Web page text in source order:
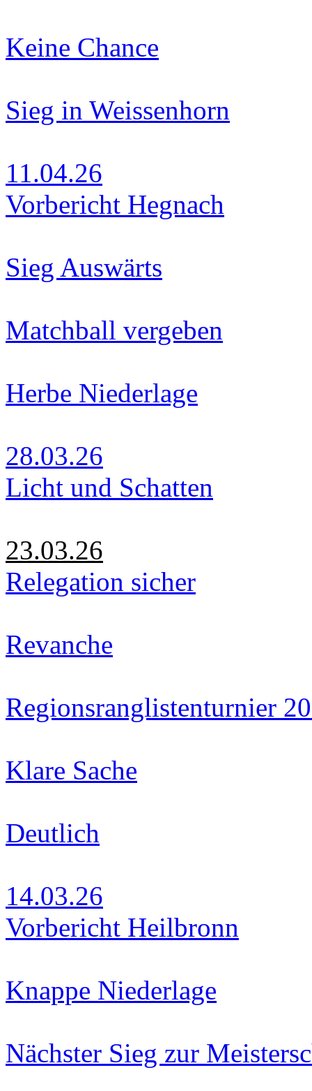
Keine Chance
Sieg in Weissenhorn
11.04.26
Vorbericht Hegnach
Sieg Auswärts
Matchball vergeben
Herbe Niederlage
28.03.26
Licht und Schatten
23.03.26
Relegation sicher
Revanche
Regionsranglistenturnier
Klare Sache
Deutlich
14.03.26
Vorbericht Heilbronn
Knappe Niederlage
Nächster Sieg zur